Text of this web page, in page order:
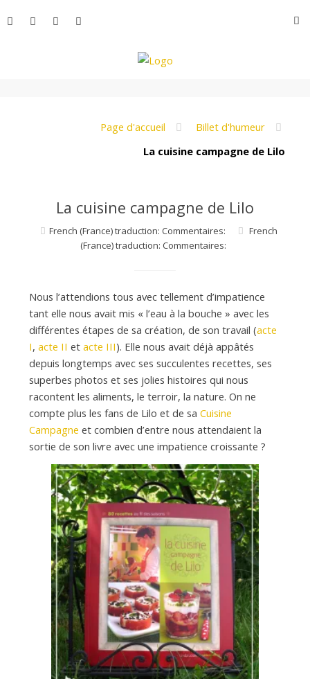
au
Page d'accueil
Billet d'humeur
La cuisine campagne de Lilo
La cuisine campagne de Lilo
French (France) traduction: Commentaires:
French
(France) traduction: Commentaires:
Nous l’attendions tous avec tellement d’impatience
tant elle nous avait mis « l’eau à la bouche » avec les
différentes étapes de sa création, de son travail (acte
I, acte II et acte III). Elle nous avait déjà appâtés
depuis longtemps avec ses succulentes recettes, ses
superbes photos et ses jolies histoires qui nous
racontent les aliments, le terroir, la nature. On ne
compte plus les fans de Lilo et de sa Cuisine
Campagne et combien d’entre nous attendaient la
sortie de son livre avec une impatience croissante ?